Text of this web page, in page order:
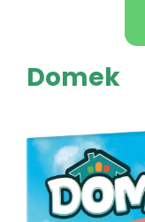
Domek